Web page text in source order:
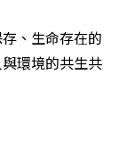
、生命存在的
環境的共生共